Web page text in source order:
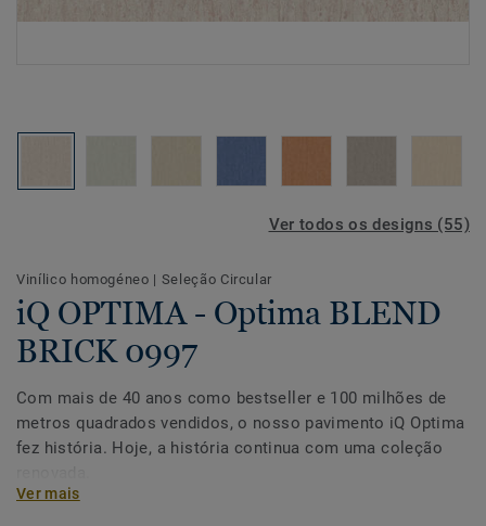
Ver todos os designs (55)
Vinílico homogéneo | Seleção Circular
iQ OPTIMA - Optima BLEND
BRICK 0997
Com mais de 40 anos como bestseller e 100 milhões de
metros quadrados vendidos, o nosso pavimento iQ Optima
fez história. Hoje, a história continua com uma coleção
Ver mais